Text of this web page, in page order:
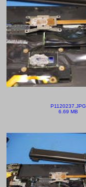
P1120237.JPG
6.69 MB